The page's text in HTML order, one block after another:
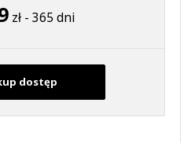
zł - 365 dni
dostęp